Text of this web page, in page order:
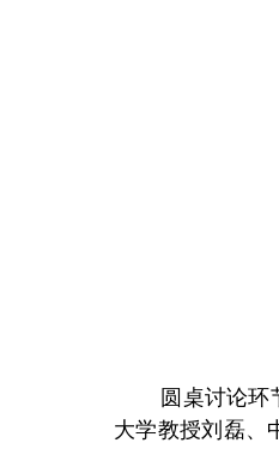
圆桌讨论
大学教授刘磊、